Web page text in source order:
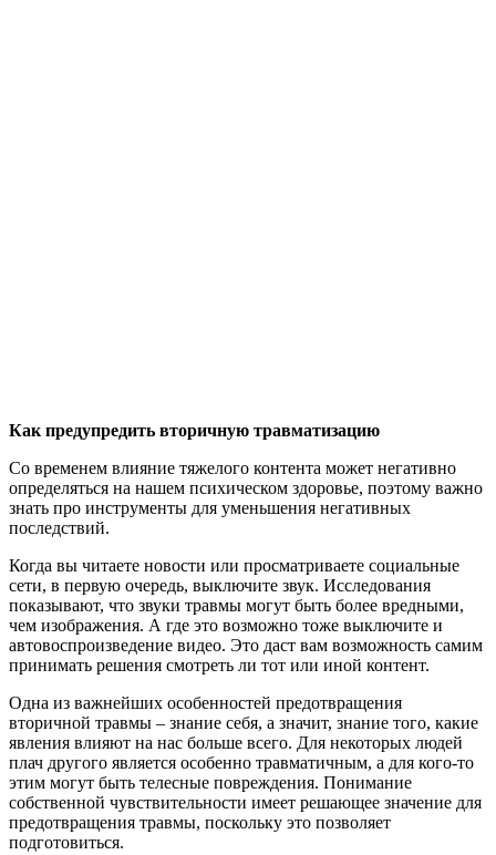
Как предупредить вторичную травматизацию
Со временем влияние тяжелого контента может негативно
определяться на нашем психическом здоровье, поэтому важно
знать про инструменты для уменьшения негативных
последствий.
Когда вы читаете новости или просматриваете социальные
сети, в первую очередь, выключите звук. Исследования
показывают, что звуки травмы могут быть более вредными,
чем изображения. А где это возможно тоже выключите и
автовоспроизведение видео. Это даст вам возможность самим
принимать решения смотреть ли тот или иной контент.
Одна из важнейших особенностей предотвращения
вторичной травмы – знание себя, а значит, знание того, какие
явления влияют на нас больше всего. Для некоторых людей
плач другого является особенно травматичным, а для кого-то
этим могут быть телесные повреждения. Понимание
собственной чувствительности имеет решающее значение для
предотвращения травмы, поскольку это позволяет
подготовиться.